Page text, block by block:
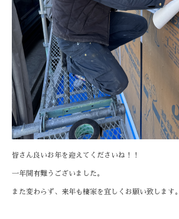
皆さん良いお年を迎えてくださいね！！
一年間有難うございました。
また変わらず、来年も棲家を宜しくお願い致します。